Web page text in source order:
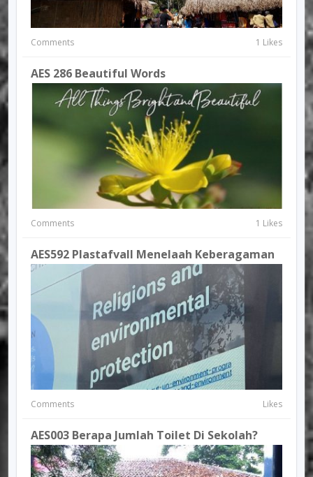
Comments 1 Likes
AES 286 Beautiful Words
Comments 1 Likes
AES592 Plastafvall Menelaah Keberagaman
Comments Likes
AES003 Berapa Jumlah Toilet Di Sekolah?